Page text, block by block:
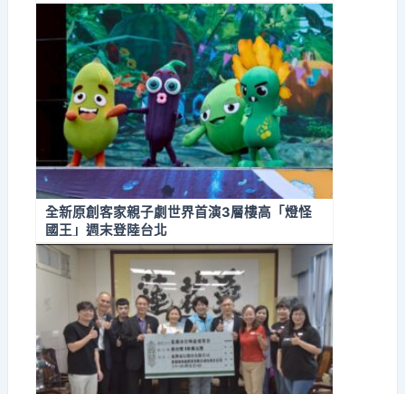
全新原創客家親子劇世界首演3層樓高「燈怪
國王」週末登陸台北